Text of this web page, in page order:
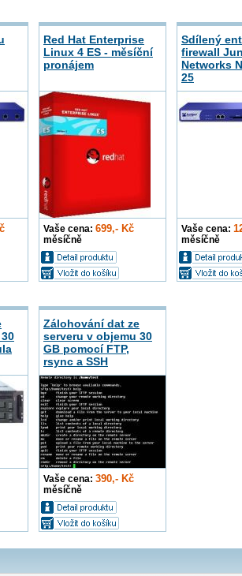
Red Hat Enterprise
Linux 4 ES - měsíční
pronájem
Sdílený
firewall
Networks
25
Vaše cena: 699,- Kč
měsíčně
Vaše cena:
měsíčně
Zálohování dat ze
serveru v objemu 30
GB pomocí FTP,
rsync a SSH
Vaše cena: 390,- Kč
měsíčně